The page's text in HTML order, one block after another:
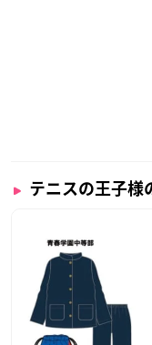
テニスの王子様